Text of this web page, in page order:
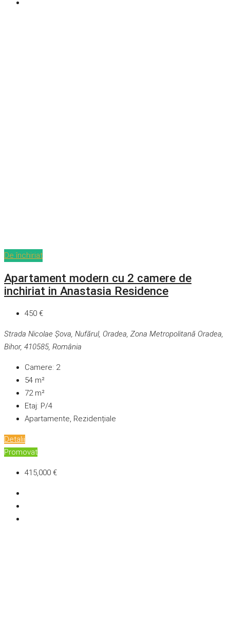
De închiriat
Apartament modern cu 2 camere de
inchiriat in Anastasia Residence
450 €
Strada Nicolae Șova, Nufărul, Oradea, Zona Metropolitană Oradea,
Bihor, 410585, România
Camere: 2
54 m²
72m²
Etaj: P/4
Apartamente, Rezidențiale
Detalii
Promovat
415,000 €